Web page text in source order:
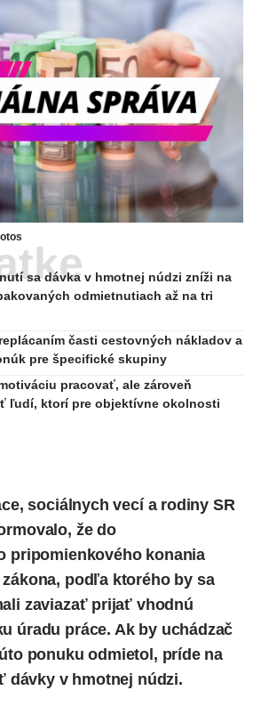
sa dávka v hmotnej núdzi zníži na
odmietnutiach až na tri
časti cestovných nákladov a
pre špecifické skupiny
pracovať, ale zároveň
ľudí, ktorí pre objektívne okolnosti
sociálnych vecí a rodiny SR
že do
pripomienkového konania
podľa ktorého by sa
zaviazať prijať vhodnú
úradu práce. Ak by uchádzač
ponuku odmietol, príde na
dávky v hmotnej núdzi.